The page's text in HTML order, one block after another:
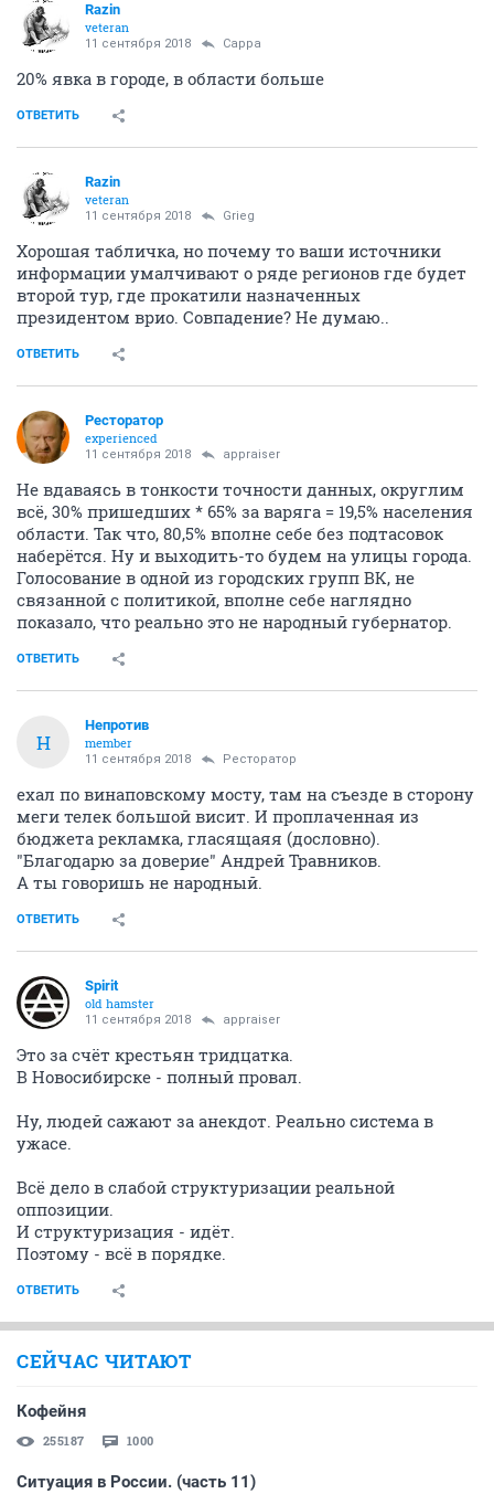
Razin
veteran
11 сентября 2018 Сарра
20% явка в городе, в области больше
ОТВЕТИТЬ
Razin
veteran
11 сентября 2018 Grieg
Хорошая табличка, но почему то ваши источники
информации умалчивают о ряде регионов где будет
второй тур, где прокатили назначенных
президентом врио. Cовпадение? Не думаю..
ОТВЕТИТЬ
Ресторатор
experienced
11 сентября 2018 appraiser
Не вдаваясь в тонкости точности данных, округлим
всё, 30% пришедших * 65% за варяга = 19,5% населения
области. Так что, 80,5% вполне себе без подтасовок
наберётся. Ну и выходить-то будем на улицы города.
Голосование в одной из городских групп ВК, не
связанной с политикой, вполне себе наглядно
показало, что реально это не народный губернатор.
ОТВЕТИТЬ
Н
Непротив
member
11 сентября 2018 Ресторатор
ехал по винаповскому мосту, там на съезде в сторону
меги телек большой висит. И проплаченная из
бюджета рекламка, гласящаяя (дословно).
"Благодарю за доверие" Андрей Травников.
А ты говоришь не народный.
ОТВЕТИТЬ
Spirit
old hamster
11 сентября 2018 appraiser
Это за счёт крестьян тридцатка.
В Новосибирске - полный провал.
Ну, людей сажают за анекдот. Реально система в
ужасе.
Всё дело в слабой структуризации реальной
оппозиции.
И структуризация - идёт.
Поэтому - всё в порядке.
ОТВЕТИТЬ
СЕЙЧАС ЧИТАЮТ
Кофейня
255187 1000
Ситуация в России. (часть 11)